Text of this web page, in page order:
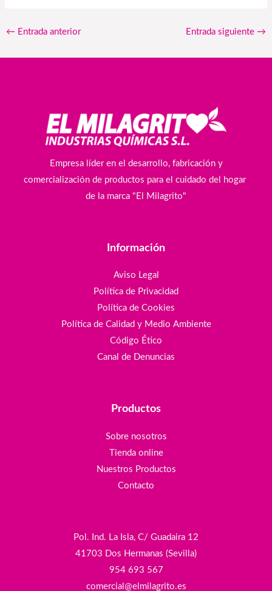
← Entrada anterior Entrada siguiente →
Empresa líder en el desarrollo, fabricación y
comercialización de productos para el cuidado del hogar
de la marca "El Milagrito"
Información
Aviso Legal
Política de Privacidad
Política de Cookies
Política de Calidad y Medio Ambiente
Código Ético
Canal de Denuncias
Productos
Sobre nosotros
Tienda online
Nuestros Productos
Contacto
Pol. Ind. La Isla, C/ Guadaira 12
41703 Dos Hermanas (Sevilla)
954 693 567
comercial@elmilagrito.es